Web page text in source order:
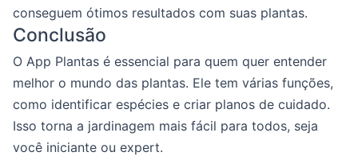
conseguem ótimos resultados com suas plantas.
Conclusão
O App Plantas é essencial para quem quer entender
melhor o mundo das plantas. Ele tem várias funções,
como identificar espécies e criar planos de cuidado.
Isso torna a jardinagem mais fácil para todos, seja
você iniciante ou expert.